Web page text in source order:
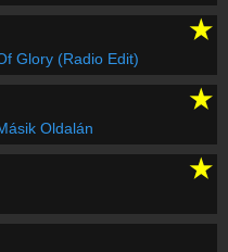
★
Glory (Radio Edit)
★
Oldalán
★